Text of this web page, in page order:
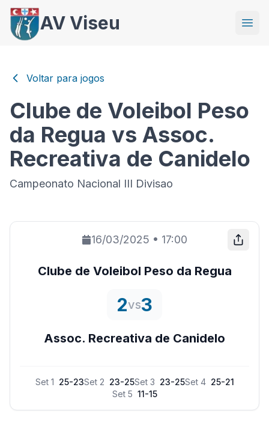
AV Viseu
Voltar para jogos
Clube de Voleibol Peso
da Regua vs Assoc.
Recreativa de Canidelo
Campeonato Nacional III Divisao
16/03/2025 • 17:00
Clube de Voleibol Peso da Regua
2vs3
Assoc. Recreativa de Canidelo
Set 1 25-23Set 2 23-25Set 3 23-25Set 4 25-21
Set 5 11-15